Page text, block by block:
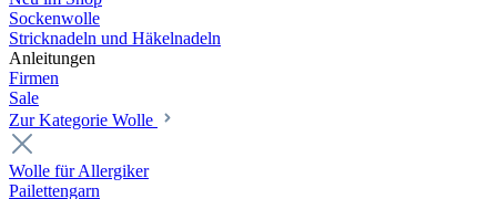
Sockenwolle
Stricknadeln und Häkelnadeln
Anleitungen
Firmen
Sale
Zur Kategorie Wolle
Wolle für Allergiker
Pailettengarn